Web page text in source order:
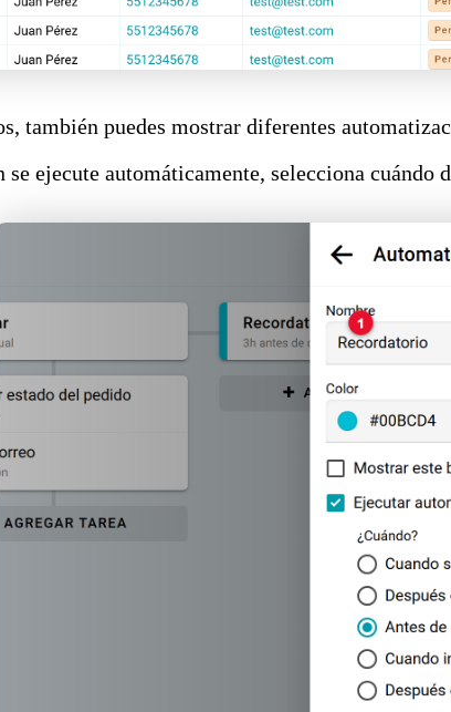
también puedes mostrar diferentes
ejecute automáticamente, selecciona cuándo